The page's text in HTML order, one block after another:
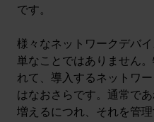
です。
様々なネットワークデバ
単なことではありません
れて、導入するネットワ
はなおさらです。通常で
増えるにつれ、それを管